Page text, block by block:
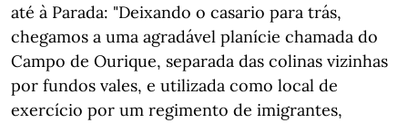
até à Parada: "Deixando o casario para trás,
chegamos a uma agradável planície chamada do
Campo de Ourique, separada das colinas vizinhas
por fundos vales, e utilizada como local de
exercício por um regimento de imigrantes,